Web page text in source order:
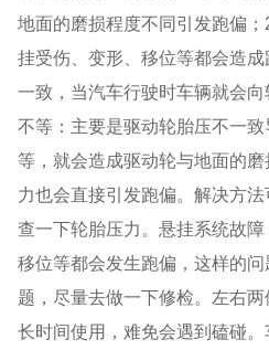
地面的磨损程度不同引发跑偏
挂受伤、变形、移位等都会造
一致，当汽车行驶时车辆就会
不等：主要是驱动轮胎压不一
等，就会造成驱动轮与地面的
力也会直接引发跑偏。解决方
查一下轮胎压力。悬挂系统故障
移位等都会发生跑偏，这样的
题，尽量去做一下修检。左右
长时间使用，难免会遇到磕碰